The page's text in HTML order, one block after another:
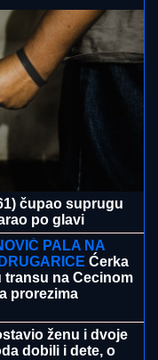
POTPUNO
Miodrag
fotografiju ćerke,
i prilika
POVREĐENA U
Kikindi: Jedan
Sad